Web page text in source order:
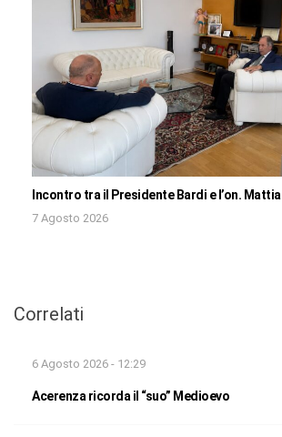
Incontro tra il Presidente Bardi e l’on. Mattia
7 Agosto 2026
Correlati
6 Agosto 2026 - 12:29
Acerenza ricorda il “suo” Medioevo